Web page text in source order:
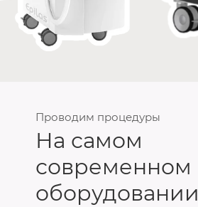
Проводим процедуры
На самом
современном
оборудовании